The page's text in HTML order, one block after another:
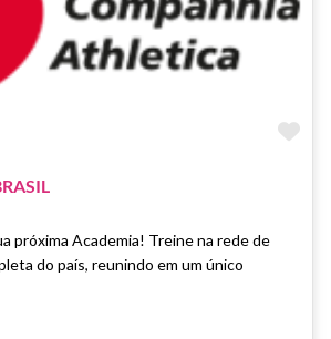
próxima Academia! Treine na rede de
do país, reunindo em um único